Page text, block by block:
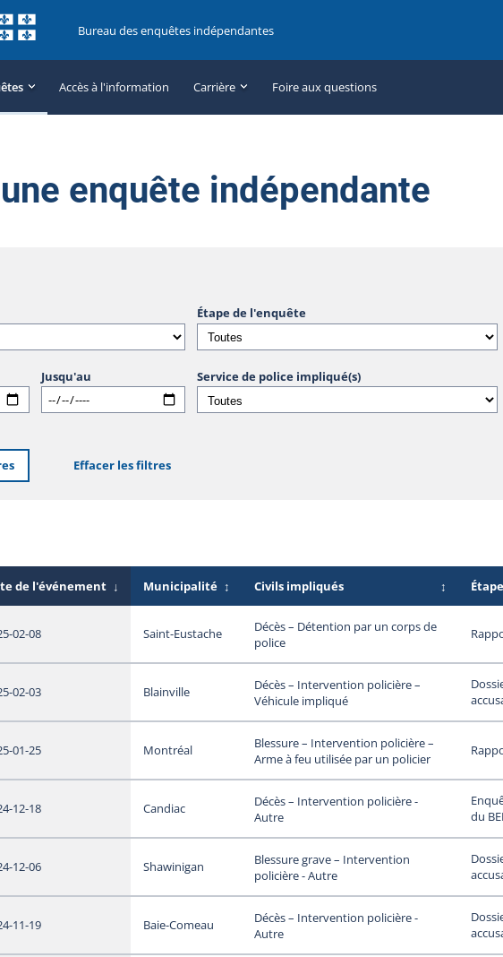
Bureau des enquêtes indépendantes
Accès à l'information Carrière Foire aux questions
enquête indépendante
Étape de l'enquête
Jusqu'au Service de police impliqué(s)
Effacer les filtres
de l'événement ↓ Municipalité ↕ Civils impliqués ↕
02-08 Saint-Eustache
Décès – Détention par un corps de
police
02-03 Blainville
Décès – Intervention policière –
Véhicule impliqué
01-25 Montréal
Blessure – Intervention policière –
Arme à feu utilisée par un policier
12-18 Candiac
Décès – Intervention policière -
Autre
du BEI
12-06 Shawinigan
Blessure grave – Intervention
policière - Autre
11-19 Baie-Comeau
Décès – Intervention policière -
Autre